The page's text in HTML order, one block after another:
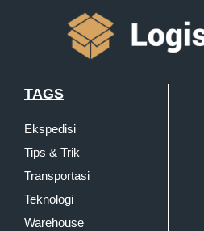
TAGS
Ekspedisi
Tips & Trik
Transportasi
Teknologi
Warehouse